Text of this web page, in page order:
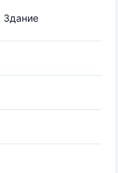
Здание